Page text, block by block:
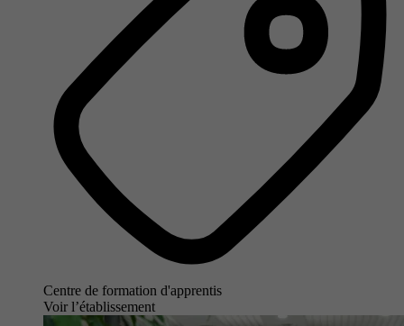
Centre de formation d'apprentis
Voir l’établissement